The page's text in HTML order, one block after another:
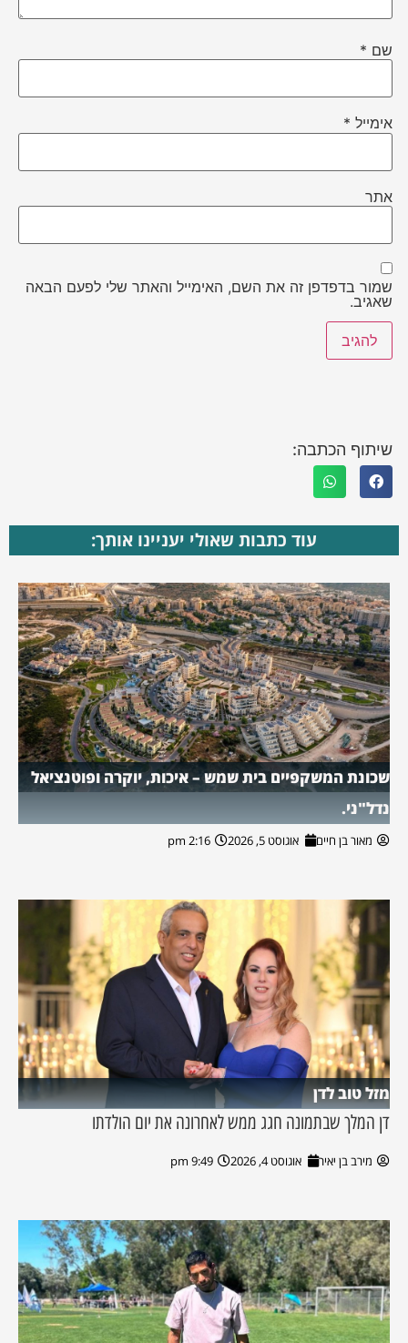
שם *
אימייל *
אתר
שמור בדפדפן זה את השם, האימייל והאתר שלי לפעם הבאה
שאגיב.
שיתוף הכתבה:
עוד כתבות שאולי יעניינו אותך:
שכונת המשקפיים בית שמש – איכות, יוקרה ופוטנציאל
נדל"ני.
מאור בן חיים אוגוסט 5, 2026 2:16 pm
מזל טוב לדן
דן המלך שבתמונה חגג ממש לאחרונה את יום הולדתו
מירב בן יאיר אוגוסט 4, 2026 9:49 pm